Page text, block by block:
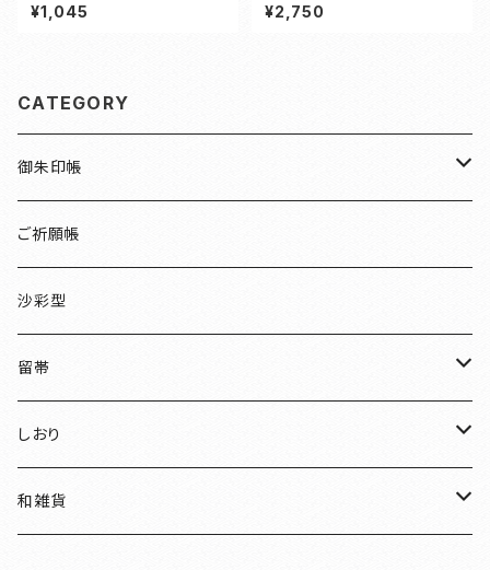
¥1,045 ¥2,750
CATEGORY
御朱印帳
檜
伏見稲荷
友禅
明智光秀
和装
ご祈願帳
沙彩型
留帯
ちりめん
水引
しおり
ちりめん
和雑貨